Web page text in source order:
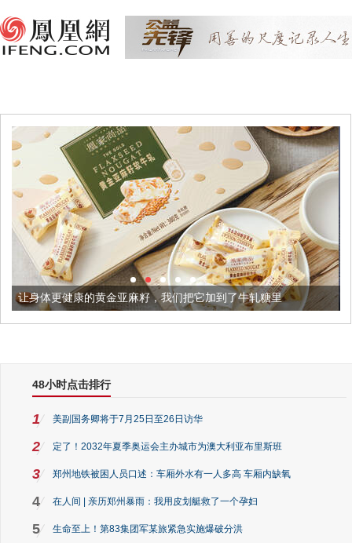
亚麻籽，我们把它加到了牛轧糖里 被列入佛家七宝的它到
48小时点击排行
1 美副国务卿将于7月25日至26日访华
2 定了！2032年夏季奥运会主办城市为澳大利亚布里斯班
3 郑州地铁被困人员口述：车厢外水有一人多高 车厢内缺氧
4 在人间 | 亲历郑州暴雨：我用皮划艇救了一个孕妇
5 生命至上！第83集团军某旅紧急实施爆破分洪